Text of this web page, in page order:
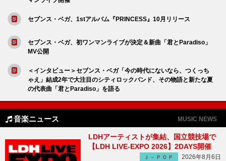
セブンス・ベガ、1stアルバム『PRINCESS』10月リリース
セブンス・ベガ、初ワンマンライブが決定＆新曲「君とParadiso」
MV公開
＜インタビュー＞セブンス・ベガ「今の時代にないなら、つくっち
ゃえ」結成2年で大注目のシティロックバンド、その物語と新たな夏
の代表曲「君とParadiso」を語る
音楽ニュース MUSIC NEWS
LDHアーティストが集結、国立競技場で
【LDH LIVE-EXPO 2026】2DAYS開催
Ｊ－ＰＯＰ
2026年8月6日